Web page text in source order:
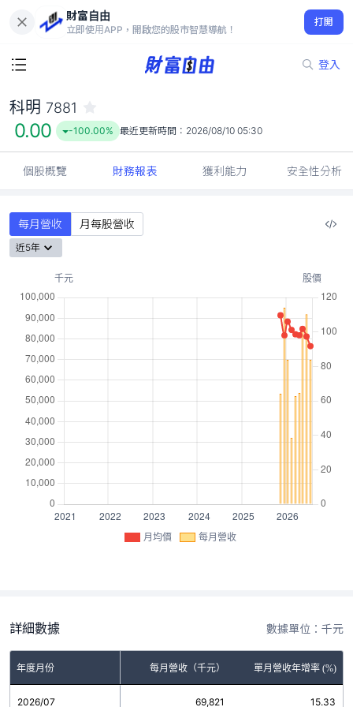
財富自由
立即使用APP，開啟您的股市智慧導航！
打開
登入
0.00
-100.00%
科明 7881
0.00 -100.00% 最近更新時間： 2026/08/10 05:30
個股概覽 財務報表 獲利能力 安全性分析
每月營收 月每股營收
近5年
月均價 每月營收
詳細數據 數據單位：千元
年度月份 每月營收（千元） 單月營收年增率 (%)
2026/07 69,821 15.33